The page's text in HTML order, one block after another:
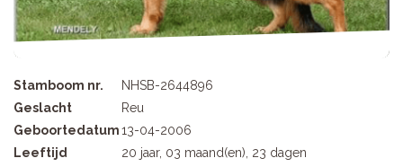
Stamboom nr.
NHSB-2644896
Geslacht
Reu
Geboortedatum13-04-2006
Leeftijd
20 jaar, 03 maand(en), 23 dagen